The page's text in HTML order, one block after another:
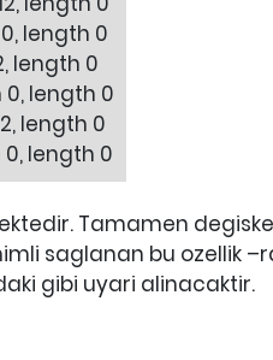
0, length 0
length 0
0, length 0
length 0
0, length 0
Tamamen
saglanan bu ozellik
gibi uyari alinacaktir.